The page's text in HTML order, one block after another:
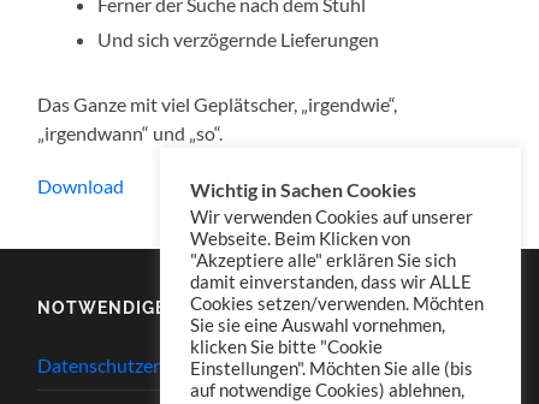
Ferner der Suche nach dem Stuhl
Und sich verzögernde Lieferungen
Das Ganze mit viel Geplätscher, „irgendwie“,
„irgendwann“ und „so“.
Download
NOTWENDIGES
Datenschutzerklärung
Wichtig in Sachen Cookies
Wir verwenden Cookies auf unserer
Webseite. Beim Klicken von
"Akzeptiere alle" erklären Sie sich
damit einverstanden, dass wir ALLE
Cookies setzen/verwenden. Möchten
Sie sie eine Auswahl vornehmen,
klicken Sie bitte "Cookie
Einstellungen". Möchten Sie alle (bis
auf notwendige Cookies) ablehnen,